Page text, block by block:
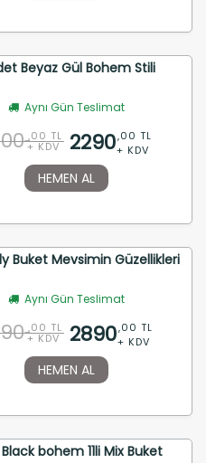
Beyaz Gül Bohem Stili
Aynı Gün Teslimat
,00 TL
+ KDV 2290,00 TL
+ KDV
HEMEN AL
Buket Mevsimin Güzellikleri
Aynı Gün Teslimat
,00 TL
+ KDV 2890,00 TL
+ KDV
HEMEN AL
bohem 11li Mix Buket